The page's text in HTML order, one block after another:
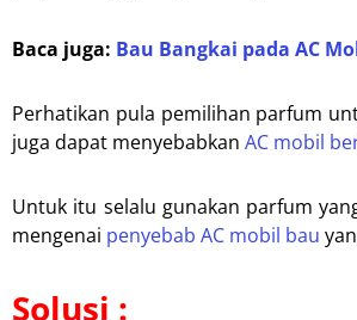
Baca juga: Bau Bangkai pada AC
Perhatikan pula pemilihan parfum
juga dapat menyebabkan AC mobil
Untuk itu selalu gunakan parfum
mengenai penyebab AC mobil bau
Solusi :